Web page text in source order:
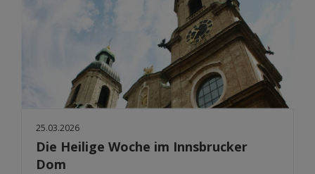
25.03.2026
Die Heilige Woche im Innsbrucker
Dom